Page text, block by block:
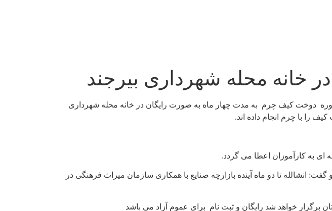
خانه محله شهرداری بیرجند
دوخت کیف چرم به مدت چهار ماه به صورت رایگان در خانه محله شهرداری
را با چرم انجام داده اند.
به کارآموزان اعطا می گردد.
انشالله تا دو ماه آینده بازارچه صنایع با همکاری سازمان میراث فرهنگی در
برگزار خواهد شد رایگان و ثبت نام برای عموم آزاد می باشد